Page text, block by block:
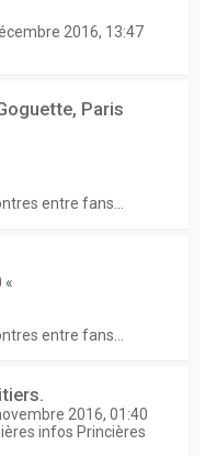
2016, 13:47
Paris
entre fans...
«
entre fans...
2016, 01:40
infos Princières